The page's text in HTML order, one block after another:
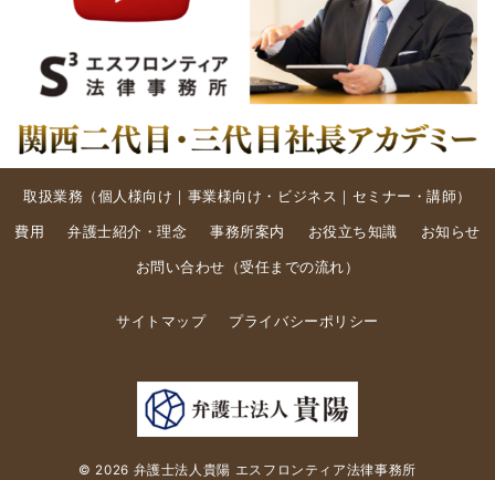
取扱業務（ 個人様向け ｜ 事業様向け・ビジネス ｜ セミナー・講師）
費用 弁護士紹介・理念 事務所案内 お役立ち知識 お知らせ
お問い合わせ （受任までの流れ ）
サイトマップ プライバシーポリシー
© 2026 弁護士法人貴陽 エスフロンティア法律事務所